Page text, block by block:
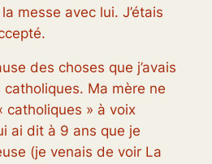
messe avec lui. J’étais
des choses que j’avais
Ma mère ne
catholiques » à voix
ai dit à 9 ans que je
(je venais de voir La